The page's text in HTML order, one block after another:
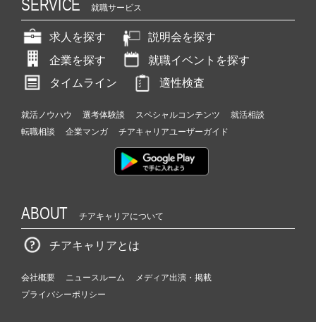
SERVICE 就職サービス
求人を探す
説明会を探す
企業を探す
就職イベントを探す
タイムライン
適性検査
就活ノウハウ 選考体験談 スペシャルコンテンツ
就活相談
転職相談
企業マンガ チアキャリアユーザーガイド
ABOUT チアキャリアについて
チアキャリアとは
会社概要 ニュースルーム
メディア出演・掲載
プライバシーポリシー